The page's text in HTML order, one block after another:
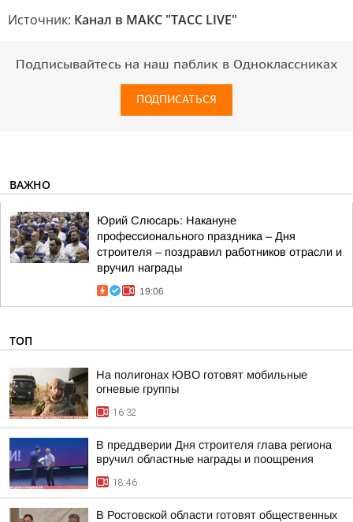
Источник: Канал в МАКС "ТАСС LIVE"
Подписывайтесь на наш паблик в Одноклассниках
ПОДПИСАТЬСЯ
ВАЖНО
Юрий Слюсарь: Накануне
профессионального праздника – Дня
строителя – поздравил работников отрасли и
вручил награды
19:06
ТОП
На полигонах ЮВО готовят мобильные
огневые группы
16:32
В преддверии Дня строителя глава региона
вручил областные награды и поощрения
18:46
В Ростовской области готовят общественных